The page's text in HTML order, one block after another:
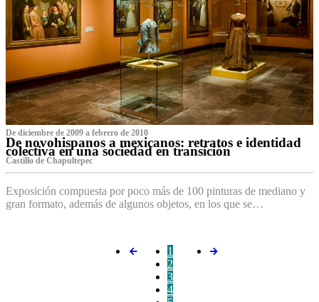
De diciembre de 2009 a febrero de 2010
De novohispanos a mexicanos: retratos e identidad
colectiva en una sociedad en transición
Castillo de Chapultepec
Exposición compuesta por poco más de 100 pinturas de mediano y
gran formato, además de algunos objetos, en los que se…
1
2
3
4